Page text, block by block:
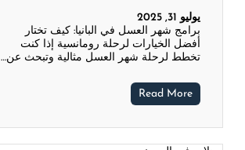
يوليو 31, 2025
برامج شهر العسل في البانيا: كيف تختار
أفضل الخيارات لرحلة رومانسية إذا كنت
تخطط لرحلة شهر العسل مثالية وتبحث عن…
Read More